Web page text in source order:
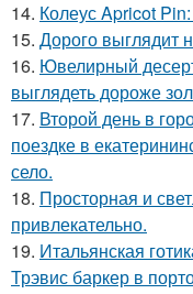
14. Колеус Apricot
15. Дорого выглядит
16. Ювелирный
выглядеть дороже
17. Второй день в
поездке в
село.
18. Просторная и
привлекательно.
19. Итальянская
Трэвис баркер в